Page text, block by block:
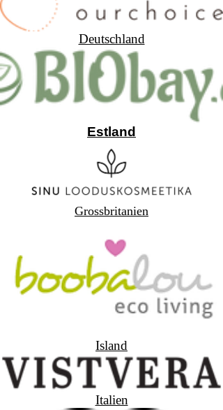
Deutschland
Estland
Grossbritanien
Island
Italien